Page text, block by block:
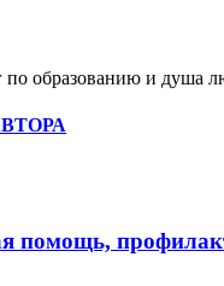
по образованию и
помощь,